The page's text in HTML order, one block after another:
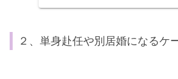
２、単身赴任や別居婚になるケ